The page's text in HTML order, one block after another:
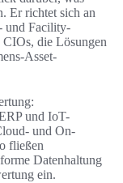
Er richtet sich an
und Facility-
die Lösungen
Asset-
und IoT-
und On-
fließen
Datenhaltung
ein.